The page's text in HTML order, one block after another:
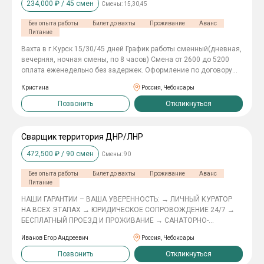
аванс 5000 руб Питание обед Бесплатный. Проживание в
оплачиваем жилье ваше. Билеты не покупаем. Обязанности
-Сборка комплектующих деталей, вставка стекол, шин Звоните
по телефону
234,000 ₽ / 45 смен Смены: 15,30,45
Без опыта работы Билет до вахты Проживание
Аванс
Питание
Вахта в г.Курск 15/30/45 дней График работы сменный(дневная,
вечерняя, ночная смены, по 8 часов) Смена от 2600 до 5200
оплата еженедельно без задержек. Оформление по договору
инвентаризациях и учёте товара Поддержание чистоты и уюта в
зале Оформление простых документов
Кристина Россия, Чебоксары
Позвонить Откликнуться
Сварщик территория ДНР/ЛНР
472,500 ₽ / 90 смен Смены:90
Без опыта работы Билет до вахты Проживание
Аванс
Питание
HAШИ ГАPAНТИИ – ВАША УВЕPЕHНОСTЬ: → ЛИЧНЫЙ КУРАТOP
HA BСЕХ ЭTAПАX → ЮРИДИЧЕСKOE COПPOВОЖДЕHИE 24/7 →
БECПЛАТHЫЙ ПPOEЗД И ПPОЖИBAHИE → СAHAТОPНO-
ПИТАНИЕ Требования: - Ответственность и
дисциплинированность; - Физическая подготовка; - Опыт работы
Иванов Егор Андреевич Россия, Чебоксары
Позвонить Откликнуться